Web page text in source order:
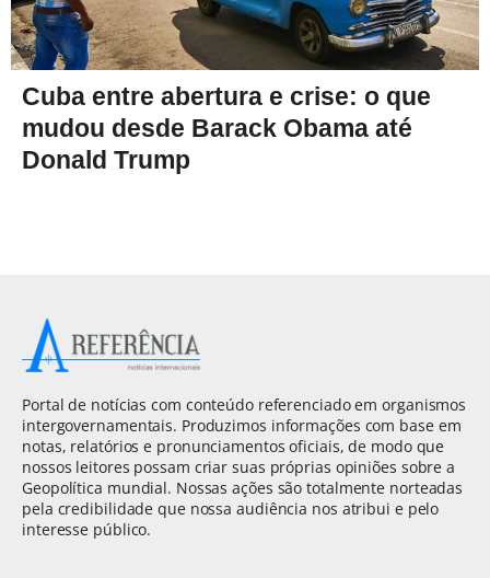
Cuba entre abertura e crise: o que
mudou desde Barack Obama até
Donald Trump
Portal de notícias com conteúdo referenciado em organismos
intergovernamentais. Produzimos informações com base em
notas, relatórios e pronunciamentos oficiais, de modo que
nossos leitores possam criar suas próprias opiniões sobre a
Geopolítica mundial. Nossas ações são totalmente norteadas
pela credibilidade que nossa audiência nos atribui e pelo
interesse público.